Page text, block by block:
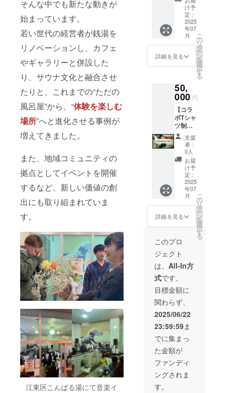
そんな中でも新たな動きが
始まっています。
若い世代の経営者が銭湯を
リノベーションし、カフェ
やギャラリーと併設した
り、サウナ文化と融合させ
たりと、これまでの“ただの
風呂屋”から、“体験を楽しむ
場所”へと進化させる事例が
増えてきました。
また、地域コミュニティの
拠点としてイベントを開催
するなど、新しい価値の創
出にも取り組まれていま
す。
江東区こんぱる湯にて音楽イ
カード
と、
ちょっ
と貼り
たくな
るオリ
ジナル
なたの
応援
の一歩
を踏み
出す力
になり
ます！
別なT
シャツ
を、一
緒に
作って
みませ
んか？
あなた
デアを
込めた
デザイ
ンをも
とに、
オリジ
ナルT
シャツ
を制作
しま
す。完
成したT
シャツ
は、あ
なただ
けの一
枚とし
お届け
す。 ◉支
援者と
のやり
取りの
方法：
メー
ルや専
用
ムでの
ヒアリ
ングし
ます。 ◉
制作の
流れと
スケ
け予
定：
2025
年07
月
詳細を見る
こ
の
リ
タ
ー
ン
を
選
択
す
る
50,
000 円
【コラ
ボTシャ
ツ制
作】
「こん
なデザ
イン着
たい」
「この
言葉入
れてほ
しい」
など、
あなた
のアイ
新ブラ
ンドのT
シャツ
の一部
に！完
成後
は、あ
なたと
一緒に
作った
特別なT
シャツ
が新商
品とし
てオン
ライン
ショッ
プに掲
支援
者：
0人
お届
け予
定：
2025
年07
月
詳細を見る
こ
の
リ
タ
ー
ン
を
選
択
す
る
このプロ
ジェクト
は、 All-In方
式です。
目標金額に
関わらず、
2025/06/22
23:59:59ま
でに集まっ
た金額が
ファンディ
ングされま
す。